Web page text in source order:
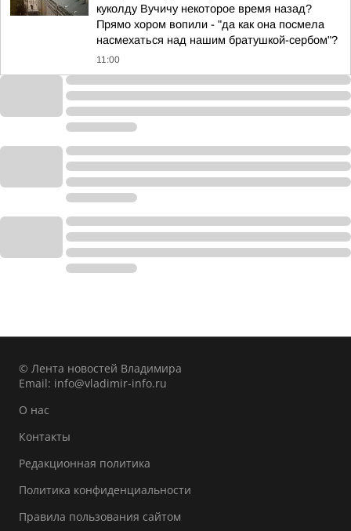
куколду Вучичу некоторое время назад?
Прямо хором вопили - "да как она посмела
насмехаться над нашим братушкой-сербом"?
11:00
© Лента новостей Владимира
Email: info@vladimir-info.ru
О нас
Контакты
Редакционная политика
Политика конфиденциальности
Правила пользования сайтом